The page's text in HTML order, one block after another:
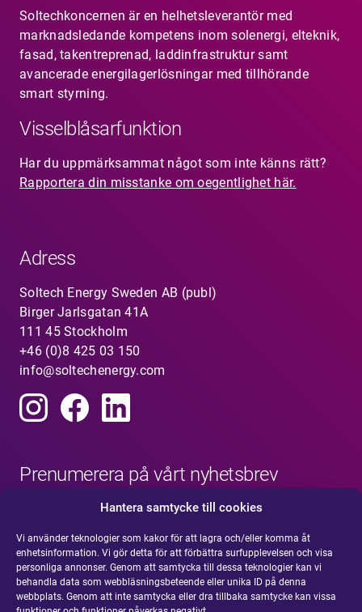
Hantera samtycke till cookies
Vi använder teknologier som kakor för att lagra och/eller komma åt
enhetsinformation. Vi gör detta för att förbättra surfupplevelsen och visa
personliga annonser. Genom att samtycka till dessa teknologier kan vi
behandla data som webbläsningsbeteende eller unika ID på denna
webbplats. Genom att inte samtycka eller dra tillbaka samtycke kan vissa
Soltechkoncernen är en helhetsleverantör med
marknadsledande kompetens inom solenergi, elteknik,
fasad, takentreprenad, laddinfrastruktur samt
avancerade energilagerlösningar med tillhörande
smart styrning.
Visselblåsarfunktion
Har du uppmärksammat något som inte känns rätt?
Rapportera din misstanke om oegentlighet här.
Adress
Soltech Energy Sweden AB (publ)
Birger Jarlsgatan 41A
111 45 Stockholm
+46 (0)8 425 03 150
info@soltechenergy.com
Prenumerera på vårt nyhetsbrev